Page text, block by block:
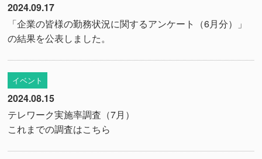
2024.09.17
「企業の皆様の勤務状況に関するアンケート（6月分）」
の結果を公表しました。
イベント
2024.08.15
テレワーク実施率調査（7月）
これまでの調査はこちら